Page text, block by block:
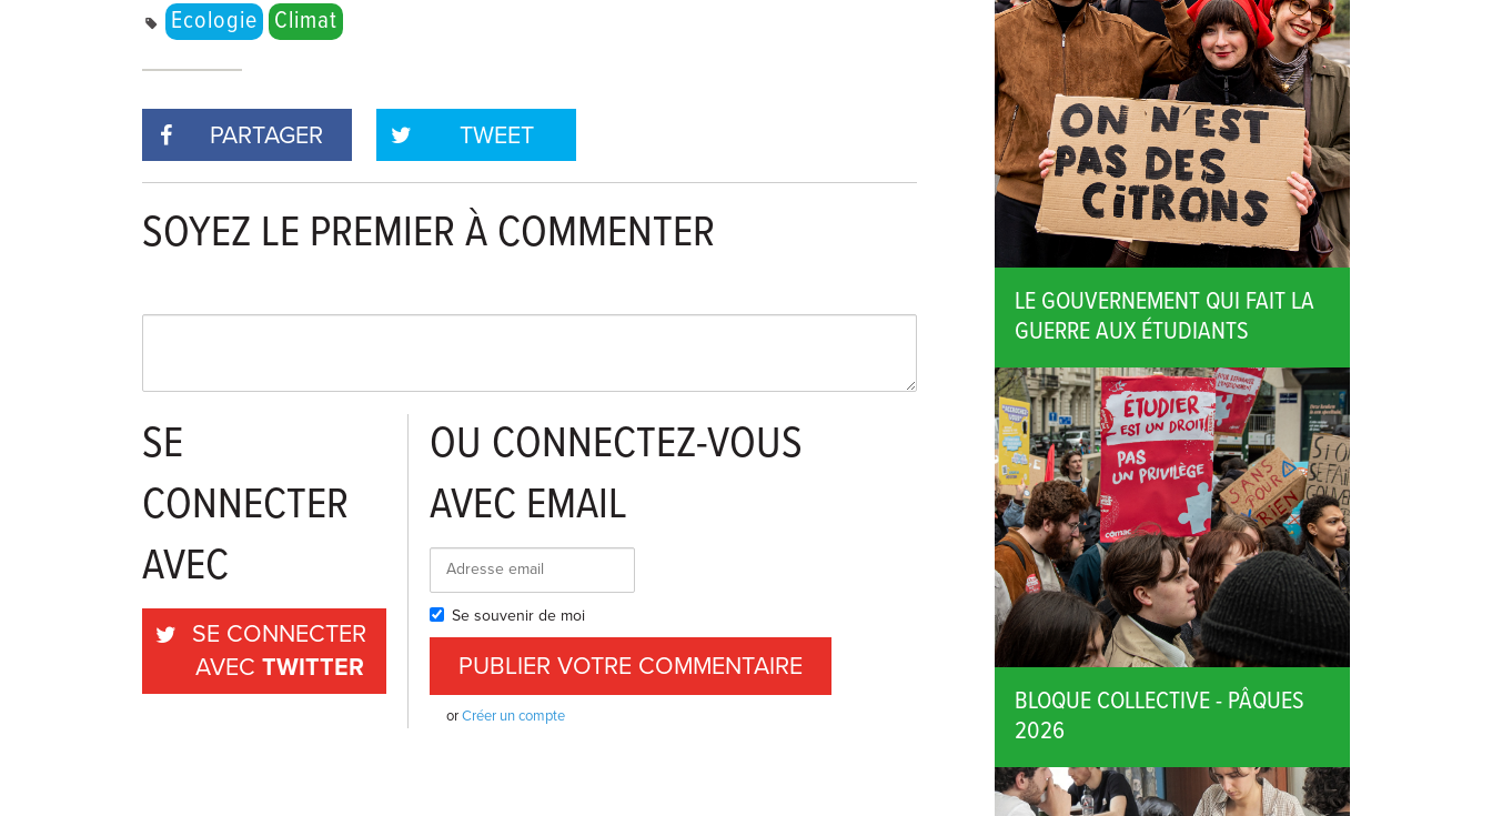
Ecologie Climat
PARTAGER TWEET
SOYEZ LE PREMIER À COMMENTER
SE
CONNECTER
AVEC
SE CONNECTER
AVEC TWITTER
OU CONNECTEZ-VOUS
AVEC EMAIL
Se souvenir de moi
orCréer un compte
LE GOUVERNEMENT QUI FAIT LA
GUERRE AUX ÉTUDIANTS
BLOQUE COLLECTIVE - PÂQUES
2026